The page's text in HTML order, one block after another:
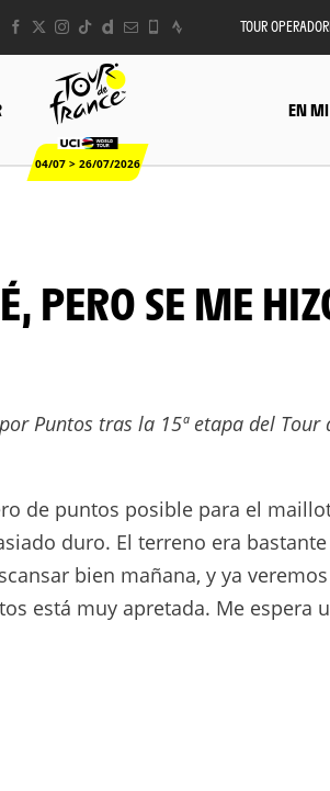
TOUR
04/07 > 26/07/2026
EN MI
Puntos tras la 15ª etapa del Tour
de puntos posible para el
duro. El terreno era bastante
bien mañana, y ya veremos
está muy apretada. Me espera